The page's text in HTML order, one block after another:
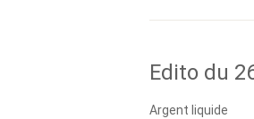
Edito du
Argent liquide «